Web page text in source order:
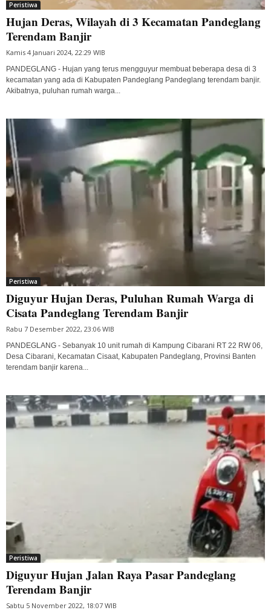
Peristiwa
Hujan Deras, Wilayah di 3 Kecamatan Pandeglang
Terendam Banjir
Kamis 4 Januari 2024, 22:29 WIB
PANDEGLANG - Hujan yang terus mengguyur membuat beberapa desa di 3
kecamatan yang ada di Kabupaten Pandeglang Pandeglang terendam banjir.
Akibatnya, puluhan rumah warga...
Peristiwa
Diguyur Hujan Deras, Puluhan Rumah Warga di
Cisata Pandeglang Terendam Banjir
Rabu 7 Desember 2022, 23:06 WIB
PANDEGLANG - Sebanyak 10 unit rumah di Kampung Cibarani RT 22 RW 06,
Desa Cibarani, Kecamatan Cisaat, Kabupaten Pandeglang, Provinsi Banten
terendam banjir karena...
Peristiwa
Diguyur Hujan Jalan Raya Pasar Pandeglang
Terendam Banjir
Sabtu 5 November 2022, 18:07 WIB